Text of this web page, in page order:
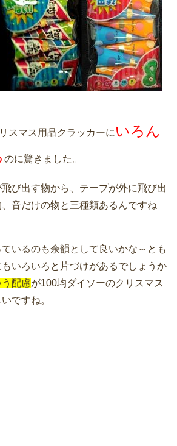
スマス用品クラッカーに いろん
のに驚きました。
び出す物から、テープが外に飛び出
音だけの物と三種類あるんですね
いるのも余韻として良いかな～とも
いろいろと片づけがあるでしょうか
配慮が100均ダイソーのクリスマス
ですね。